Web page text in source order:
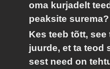
oma kurjadelt
peaksite surema?
Kes teeb tõtt,
juurde, et ta teod
sest need on